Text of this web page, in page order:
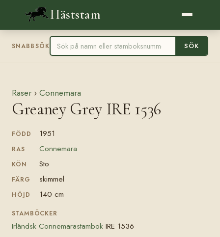
Häststam
SNABBSÖK SÖK
Raser › Connemara
Greaney Grey IRE 1536
FÖDD 1951
RAS Connemara
KÖN Sto
FÄRG skimmel
HÖJD 140 cm
STAMBÖCKER
Irländsk Connemarastambok IRE 1536